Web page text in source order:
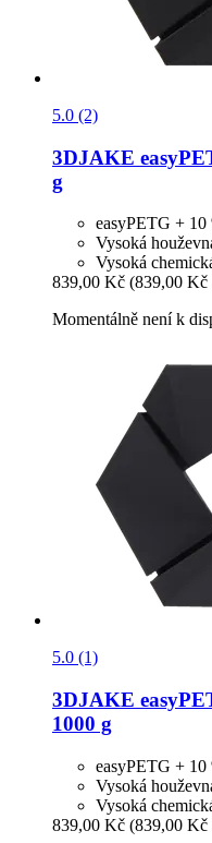
5.0 (2)
3DJAKE
g
easyPETG +
Vysoká
Vysoká
839,00 Kč (839,00 Kč
Momentálně není k
5.0 (1)
3DJAKE
1000 g
easyPETG +
Vysoká
Vysoká
839,00 Kč (839,00 Kč